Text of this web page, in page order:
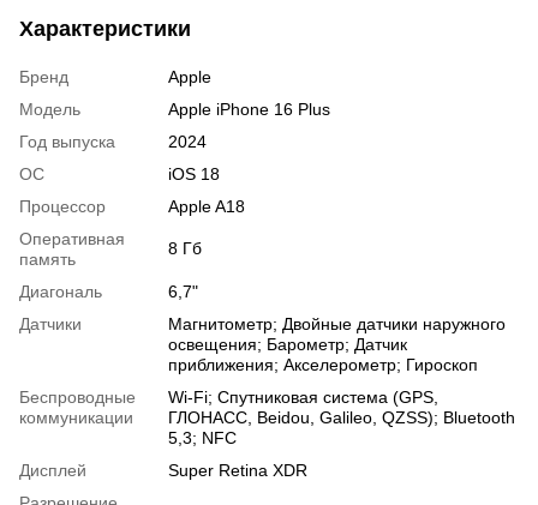
Характеристики
Бренд
Apple
Модель
Apple iPhone 16 Plus
Год выпуска
2024
ОС
iOS 18
Процессор
Apple A18
Оперативная
память
8 Гб
Диагональ
6,7"
Датчики
Магнитометр; Двойные датчики наружного
освещения; Барометр; Датчик
приближения; Акселерометр; Гироскоп
Беспроводные
коммуникации
Wi-Fi; Спутниковая система (GPS,
ГЛОНАСС, Beidou, Galileo, QZSS); Bluetooth
5,3; NFC
Дисплей
Super Retina XDR